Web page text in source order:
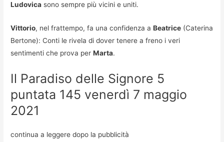
Ludovica sono sempre più vicini e uniti.
Vittorio, nel frattempo, fa una confidenza aBeatrice (Caterina
Bertone): Conti le rivela di dover tenere a freno i veri
sentimenti che prova perMarta.
Il Paradiso delle Signore 5
puntata 145 venerdì 7 maggio
2021
continua a leggere dopo la pubblicità